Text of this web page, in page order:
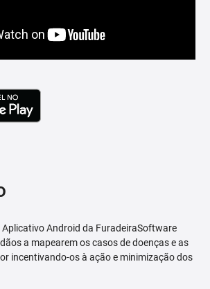
Aplicativo Android da FuradeiraSoftware
a mapearem os casos de doenças e as
incentivando-os à ação e minimização dos